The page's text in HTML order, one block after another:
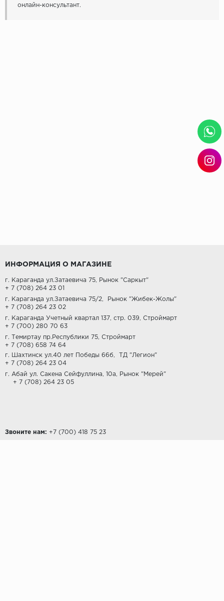
онлайн-консультант.
ИНФОРМАЦИЯ О МАГАЗИНЕ
г. Караганда ул.Затаевича 75, Рынок "Саркыт"
+ 7 (708) 264 23 01
г. Караганда ул.Затаевича 75/2,
Рынок "Жибек-Жолы"
+ 7 (708) 264 23 02
г. Караганда Учетный квартал 137, стр. 039, Строймарт
+ 7 (700) 280 70 63
г. Темиртау пр.Республики 75, Строймарт
+ 7 (708) 658 74 64
г. Шахтинск ул.40 лет Победы 66б,
ТД "Легион"
+ 7 (708) 264 23 04
г. Абай ул. Сакена Сейфуллина, 10а, Рынок "Мерей"
+ 7 (708) 264 23 05
Звоните нам: ‎+7 (700) 418 75 23